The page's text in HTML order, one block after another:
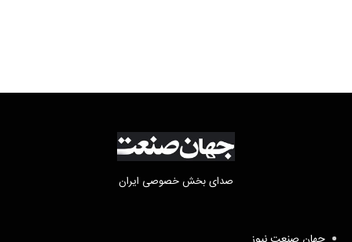
صدای بخش خصوصی ایران